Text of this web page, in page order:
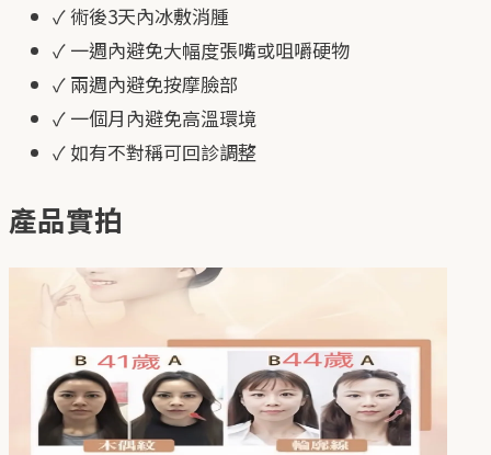
✓術後3天內冰敷消腫
✓ 一週內避免大幅度張嘴或咀嚼硬物
✓ 兩週內避免按摩臉部
✓ 一個月內避免高溫環境
✓ 如有不對稱可回診調整
產品實拍